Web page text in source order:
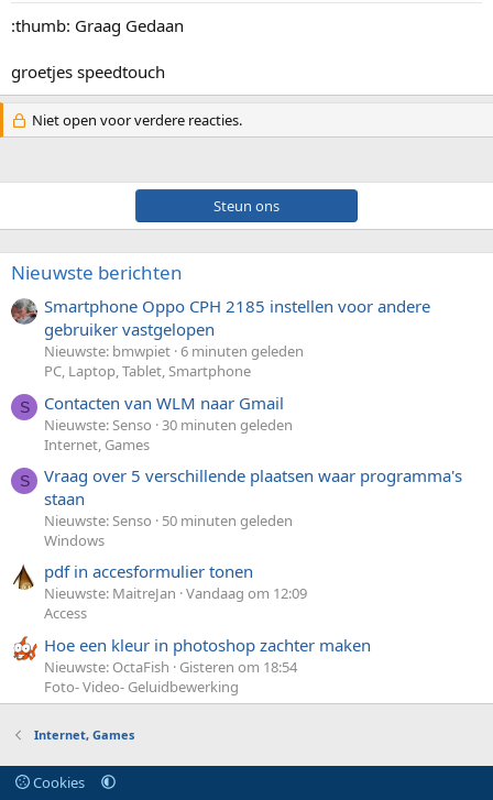
:thumb: Graag Gedaan
groetjes speedtouch
Niet open voor verdere reacties.
Steun ons
Nieuwste berichten
Smartphone Oppo CPH 2185 instellen voor andere
gebruiker vastgelopen
Nieuwste: bmwpiet 6 minuten geleden
PC, Laptop, Tablet, Smartphone
S Contacten van WLM naar Gmail
Nieuwste: Senso 30 minuten geleden
Internet, Games
S
Vraag over 5 verschillende plaatsen waar programma's
staan
Nieuwste: Senso
50 minuten geleden
Windows
pdf in accesformulier tonen
Nieuwste: MaitreJan Vandaag om 12:09
Access
Hoe een kleur in photoshop zachter maken
Nieuwste: OctaFish
Gisteren om 18:54
Foto- Video- Geluidbewerking
Internet, Games
Cookies